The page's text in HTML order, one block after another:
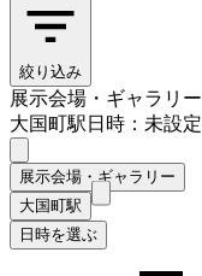
絞り込み
展示会場・ギャラリー
大国町駅日時：未設定
展示会場・ギャラリー
大国町駅
日時を選ぶ